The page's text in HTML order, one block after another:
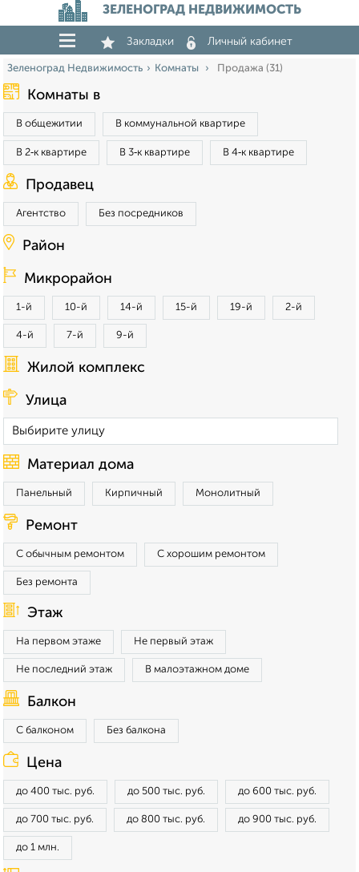
ЗЕЛЕНОГРАД НЕДВИЖИМОСТЬ
Закладки Личный кабинет
Зеленоград Недвижимость Комнаты Продажа (31)
Комнаты в
В общежитии В коммунальной квартире
В 2‑к квартире В 3‑к квартире В 4‑к квартире
Продавец
Агентство Без посредников
Район
Микрорайон
1-й 10-й 14-й 15-й 19-й 2-й
4-й 7-й 9-й
Жилой комплекс
Улица
Материал дома
Панельный Кирпичный Монолитный
Ремонт
С обычным ремонтом С хорошим ремонтом
Без ремонта
Этаж
На первом этаже Не первый этаж
Не последний этаж В малоэтажном доме
Балкон
С балконом Без балкона
Цена
до 400 тыс. руб. до 500 тыс. руб. до 600 тыс. руб.
до 700 тыс. руб. до 800 тыс. руб. до 900 тыс. руб.
до 1 млн.